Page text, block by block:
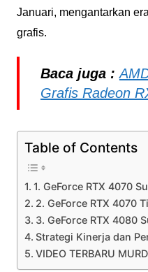
Januari, mengantarkan
grafis.
Baca juga :
Grafis Radeon
Table of Contents
1. GeForce RTX 4070
2. GeForce RTX 4070
3. GeForce RTX 4080
Strategi Kinerja dan
VIDEO TERBARU